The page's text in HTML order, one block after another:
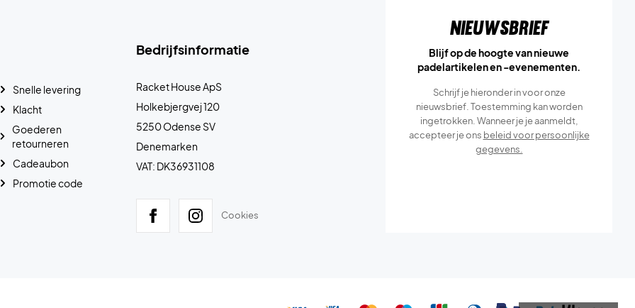
Bedrijfsinformatie
Racket House ApS
Holkebjergvej 120
5250 Odense SV
Denemarken
VAT: DK36931108
Cookies
Snelle levering
Klacht
Goederen
retourneren
Cadeaubon
Promotie code
Nieuwsbrief
Blijf op de hoogte van nieuwe
padelartikelen en -evenementen.
Schrijf je hieronder in voor onze
nieuwsbrief. Toestemming kan worden
ingetrokken. Wanneer je je aanmeldt,
accepteer je ons beleid voor persoonlijke
gegevens.